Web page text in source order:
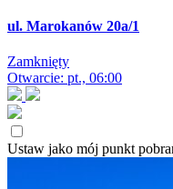
ul. Marokanów 20a/1
Zamknięty
Otwarcie: pt., 06:00
Ustaw jako mój punkt